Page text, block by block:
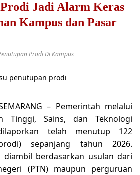
Jadi Alarm Keras
Kampus dan Pasar
Prodi Di Kampus
– Pemerintah melalui
Tinggi, Sains, dan Teknologi
telah menutup 122
sepanjang tahun 2026.
diambil berdasarkan usulan dari
(PTN) maupun perguruan